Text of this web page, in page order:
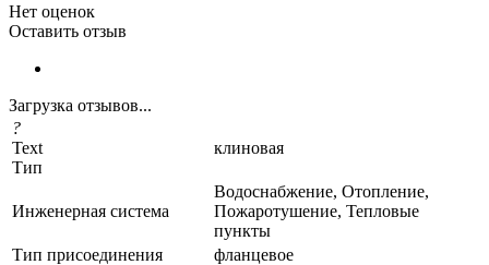
Нет оценок
Оставить отзыв
Загрузка отзывов...
?
Text
Тип
клиновая
Инженерная система
Водоснабжение, Отопление,
Пожаротушение, Тепловые
пункты
Тип присоединения
фланцевое